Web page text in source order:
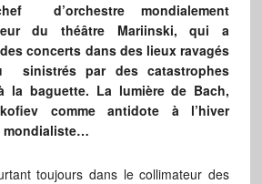
d’orchestre mondialement
du théâtre Mariinski, qui a
concerts dans des lieux ravagés
sinistrés par des catastrophes
baguette. La lumière de Bach,
comme antidote à l’hiver
mondialiste…
toujours dans le collimateur des